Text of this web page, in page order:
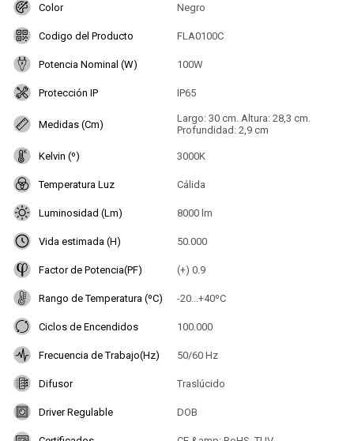
Color Negro
Codigo del Producto FLA0100C
Potencia Nominal (W) 100W
Protección IP IP65
Medidas (Cm)
Largo: 30 cm. Altura: 28,3 cm.
Profundidad: 2,9 cm
Kelvin (º) 3000K
Temperatura Luz Cálida
Luminosidad (Lm) 8000 lm
Vida estimada (H) 50.000
Factor de Potencia(PF) (+) 0.9
Rango de Temperatura (ºC) -20...+40ºC
Ciclos de Encendidos 100.000
Frecuencia de Trabajo(Hz) 50/60 Hz
Difusor Traslúcido
Driver Regulable DOB